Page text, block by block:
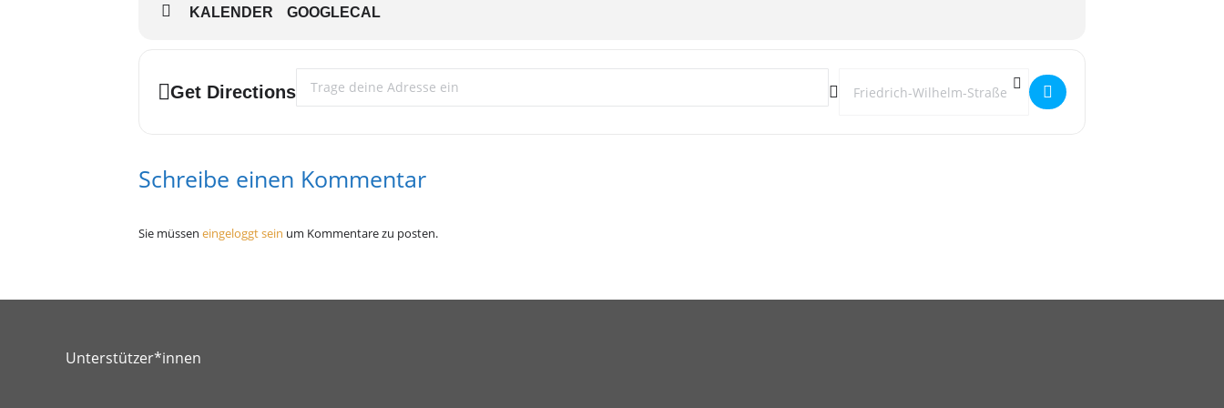
KALENDER GOOGLECAL
Get Directions
Address - Queeres Nachtgebet "Trotzkraft" [] Destination Address - Queeres Nachtgebet "Trotzkraft" []
Schreibe einen Kommentar
Sie müssen eingeloggt sein um Kommentare zu posten.
Unterstützer*innen